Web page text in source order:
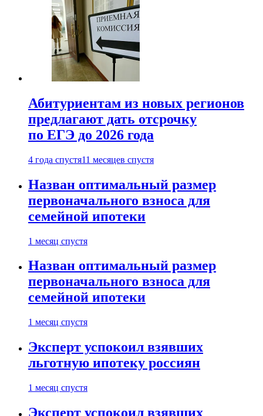
Абитуриентам из новых регионов
предлагают дать отсрочку
по ЕГЭ до 2026 года
4 года спустя11 месяцев спустя
Назван оптимальный размер
первоначального взноса для
семейной ипотеки
1 месяц спустя
Назван оптимальный размер
первоначального взноса для
семейной ипотеки
1 месяц спустя
Эксперт успокоил взявших
льготную ипотеку россиян
1 месяц спустя
Эксперт успокоил взявших